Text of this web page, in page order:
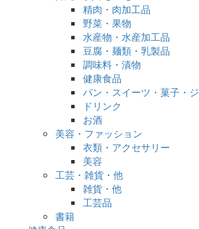
精肉・肉加工品
野菜・果物
水産物・水産加工品
豆腐・麺類・乳製品
調味料・漬物
健康食品
パン・スイーツ・菓子・
ドリンク
お酒
美容・ファッション
衣類・アクセサリー
美容
工芸・雑貨・他
雑貨・他
工芸品
書籍